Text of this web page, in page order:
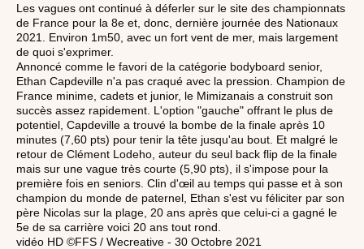
Les vagues ont continué à déferler sur le site des championnats
de France pour la 8e et, donc, dernière journée des Nationaux
2021. Environ 1m50, avec un fort vent de mer, mais largement
de quoi s'exprimer.
Annoncé comme le favori de la catégorie bodyboard senior,
Ethan Capdeville n'a pas craqué avec la pression. Champion de
France minime, cadets et junior, le Mimizanais a construit son
succès assez rapidement. L'option "gauche" offrant le plus de
potentiel, Capdeville a trouvé la bombe de la finale après 10
minutes (7,60 pts) pour tenir la tête jusqu'au bout. Et malgré le
retour de Clément Lodeho, auteur du seul back flip de la finale
mais sur une vague très courte (5,90 pts), il s'impose pour la
première fois en seniors. Clin d'œil au temps qui passe et à son
champion du monde de paternel, Ethan s'est vu féliciter par son
père Nicolas sur la plage, 20 ans après que celui-ci a gagné le
5e de sa carrière voici 20 ans tout rond.
vidéo HD ©FFS / Wecreative - 30 Octobre 2021